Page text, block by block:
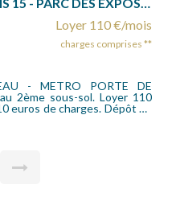
LOCATION PARKING - PARIS 15 - PARC DES EXPOSITIONS
Loyer 110 €/mois
charges comprises **
- METRO PORTE DE
euros de charges. Dépôt de